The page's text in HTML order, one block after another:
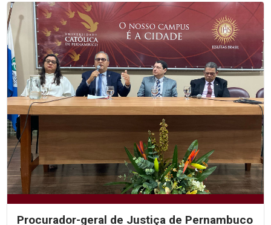
Procurador-geral de Justiça de Pernambuco